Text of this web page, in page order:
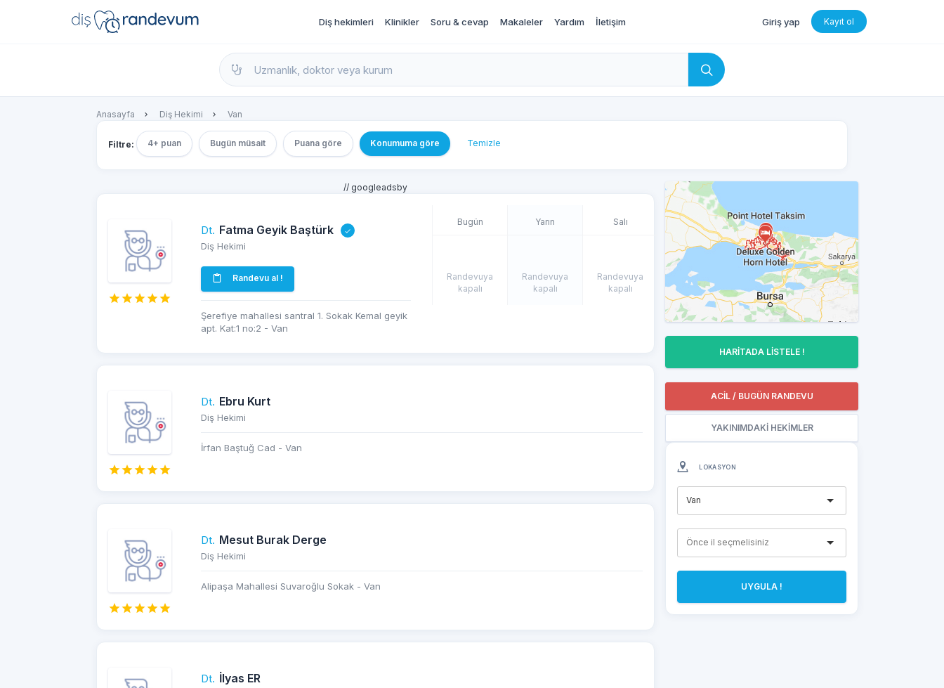
dishekimleri.net - Diş Hekimi Bul, Yorumları İncele ve Randevu Al Giriş yap Kayıt ol
Diş hekimleri Klinikler Soru & cevap Makaleler Yardım İletişim
Anasayfa Diş Hekimi Van
Filtre: 4+ puan Bugün müsait Puana göre Konumuma göre Temizle
// googleadsby
Dt. Fatma Geyik Baştürk
Diş Hekimi
Randevu al !
Şerefiye mahallesi santral 1. Sokak Kemal geyik
apt. Kat:1 no:2 - Van
Bugün
Randevuya
kapalı
Yarın
Randevuya
kapalı
Salı
Randevuya
kapalı
Dt. Ebru Kurt
Diş Hekimi
İrfan Baştuğ Cad - Van
Dt. Mesut Burak Derge
Diş Hekimi
Alipaşa Mahallesi Suvaroğlu Sokak - Van
Dt. İlyas ER
HARİTADA LİSTELE !
ACİL / BUGÜN RANDEVU
YAKINIMDAKİ HEKİMLER
LOKASYON
Van
UYGULA !